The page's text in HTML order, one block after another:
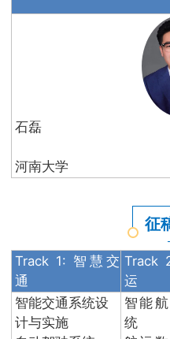
石磊
河南大学
征
Track 1: 智慧交
通
Track
运
智能交通系统设
计与实施
智能
统